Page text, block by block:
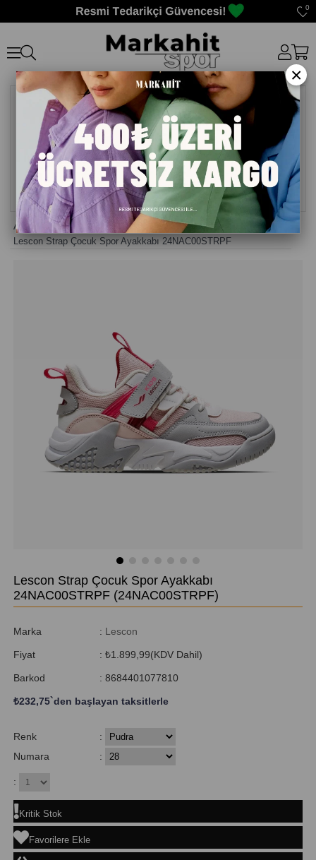
0
Anasayfa> Kız Çocuk Ayakkabısı
Lescon Strap Çocuk Spor Ayakkabı 24NAC00STRPF
Lescon Strap Çocuk Spor Ayakkabı
24NAC00STRPF (24NAC00STRPF)
Marka : Lescon
Fiyat : ₺1.899,99(KDV Dahil)
Barkod : 8684401077810
₺232,75`den başlayan taksitlerle
Renk
:
Numara
:
:
Kritik Stok
Favorilere Ekle
×